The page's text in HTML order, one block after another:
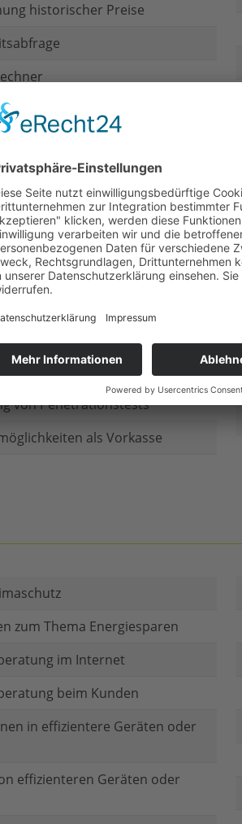
historischer Preise
bei
Daten
im Internet
von Penetrationstests
als Vorkasse
zum Thema Energiesparen
im Internet
beim Kunden
in effizientere Geräten oder
effizienteren Geräten oder